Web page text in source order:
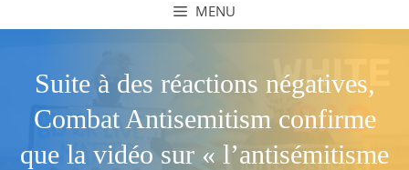
MENU
Suite à des réactions négatives,
Combat Antisemitism confirme
que la vidéo sur « l’antisémitisme